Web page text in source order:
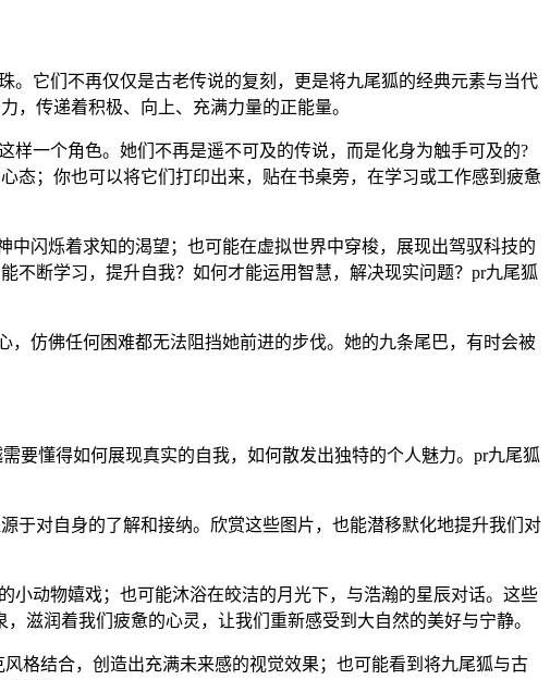
。它们不再仅仅是古老传说的复刻，更是将九尾狐的经典元素与当代
，传递着积极、向上、充满力量的正能量。
一个角色。她们不再是遥不可及的传说，而是化身为触手可及的?
态；你也可以将它们打印出来，贴在书桌旁，在学习或工作感到疲惫
闪烁着求知的渴望；也可能在虚拟世界中穿梭，展现出驾驭科技的
不断学习，提升自我？如何才能运用智慧，解决现实问题？pr九尾狐
仿佛任何困难都无法阻挡她前进的步伐。她的九条尾巴，有时会被
要懂得如何展现真实的自我，如何散发出独特的个人魅力。pr九尾狐
于对自身的了解和接纳。欣赏这些图片，也能潜移默化地提升我们对
小动物嬉戏；也可能沐浴在皎洁的月光下，与浩瀚的星辰对话。这些
滋润着我们疲惫的心灵，让我们重新感受到大自然的美好与宁静。
格结合，创造出充满未来感的视觉效果；也可能看到将九尾狐与古